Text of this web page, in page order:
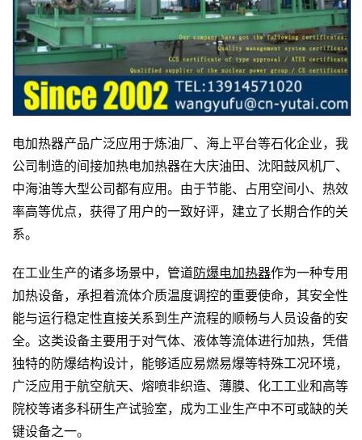
电加热器产品广泛应用于炼油厂、海上平台等石化企业，我
公司制造的间接加热电加热器在大庆油田、沈阳鼓风机厂、
中海油等大型公司都有应用。由于节能、占用空间小、热效
率高等优点，获得了用户的一致好评，建立了长期合作的关
系。
在工业生产的诸多场景中，管道防爆电加热器作为一种专用
加热设备，承担着流体介质温度调控的重要使命，其安全性
能与运行稳定性直接关系到生产流程的顺畅与人员设备的安
全。这类设备主要用于对气体、液体等流体进行加热，凭借
独特的防爆结构设计，能够适应易燃易爆等特殊工况环境，
广泛应用于航空航天、熔喷非织造、薄膜、化工工业和高等
院校等诸多科研生产试验室，成为工业生产中不可或缺的关
键设备之一。